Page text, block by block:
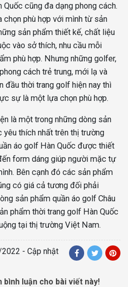
Quốc cũng đa dạng phong cách.
chọn phù hợp với mình từ sản
sản phẩm thiết kế, chất liệu
vào sở thích, nhu cầu mỗi
phù hợp. Nhưng những golfer,
cách trẻ trung, mới lạ và
đầu thời trang golf hiện nay thì
sự là một lựa chọn phù hợp.
là một trong những dòng sản
thích nhất trên thị trường
áo golf Hàn Quốc được thiết
form dáng giúp người mặc tự
Bên cạnh đó các sản phẩm
có giá cả tương đối phải
sản phẩm quần áo golf Châu
phẩm thời trang golf Hàn Quốc
tại thị trường Việt Nam.
- Cập nhật
luận cho bài viết này!